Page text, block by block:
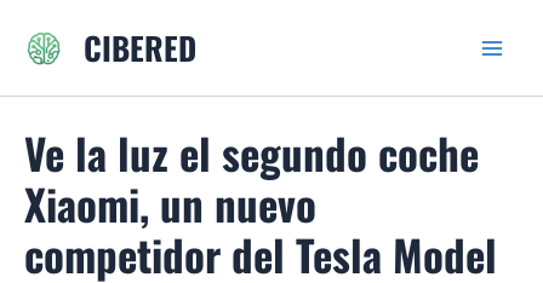
CIBERED
Ve la luz el segundo coche
Xiaomi, un nuevo
competidor del Tesla Model